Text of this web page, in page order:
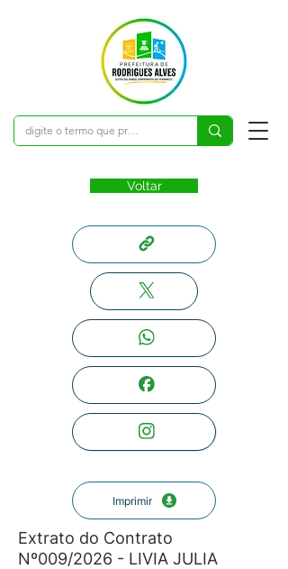
Voltar
Imprimir
Extrato do Contrato
Nº009/2026 - LIVIA JULIA